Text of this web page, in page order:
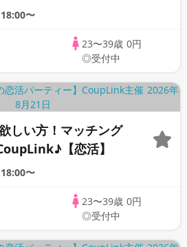
18:00〜
23〜39歳 0円
◎受付中
しい方！マッチング
【恋活】
18:00〜
23〜39歳 0円
◎受付中